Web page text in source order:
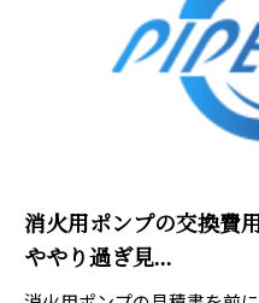
消火用ポンプの交換費
ややり過ぎ見...